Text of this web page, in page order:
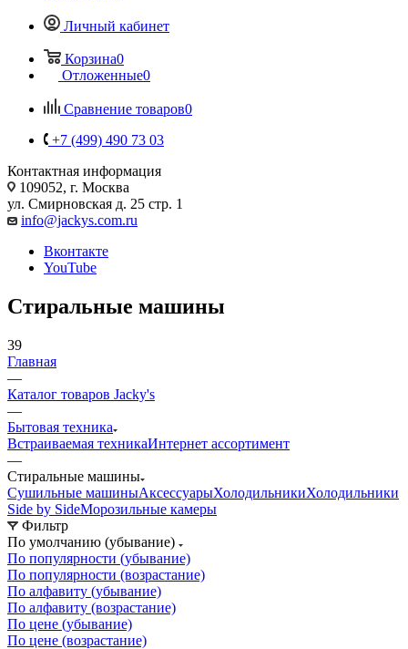
Личный кабинет
Корзина0
Отложенные0
Сравнение товаров0
+7 (499) 490 73 03
Контактная информация
109052, г. Москва
ул. Смирновская д. 25 стр. 1
info@jackys.com.ru
Вконтакте
YouTube
Стиральные машины
39
Главная
—
Каталог товаров Jacky's
—
Бытовая техника
Встраиваемая техникаИнтернет ассортимент
—
Стиральные машины
Сушильные машиныАксессуарыХолодильникиХолодильники
Side by SideМорозильные камеры
Фильтр
По умолчанию (убывание)
По популярности (убывание)
По популярности (возрастание)
По алфавиту (убывание)
По алфавиту (возрастание)
По цене (убывание)
По цене (возрастание)